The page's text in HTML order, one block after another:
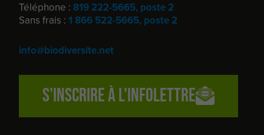
Téléphone : 819 222-5665, poste 2
Sans frais : 1 866 522-5665, poste 2
info@biodiversite.net
S'inscrire à l'infolettre